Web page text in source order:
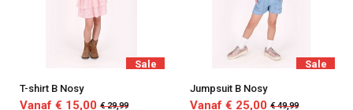
Sale
T-shirt B Nosy
Vanaf € 15,00 € 29,99
Sale
Jumpsuit B Nosy
Vanaf € 25,00 € 49,99